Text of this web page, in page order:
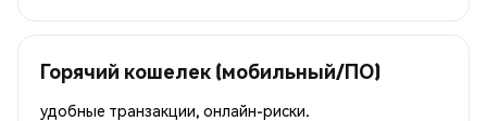
Горячий кошелек (мобильный/ПО)
удобные транзакции, онлайн-риски.